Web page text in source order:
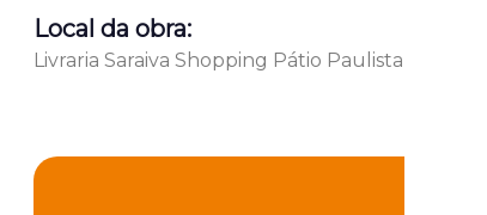
Local da obra:
Livraria Saraiva Shopping Pátio Paulista